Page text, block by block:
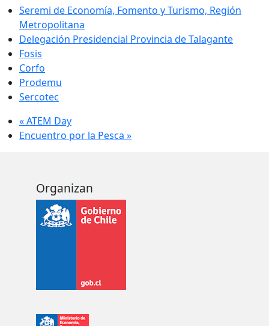
Seremi de Economía, Fomento y Turismo, Región
Metropolitana
Delegación Presidencial Provincia de Talagante
Fosis
Corfo
Prodemu
Sercotec
«ATEM Day
Encuentro por la Pesca »
Organizan